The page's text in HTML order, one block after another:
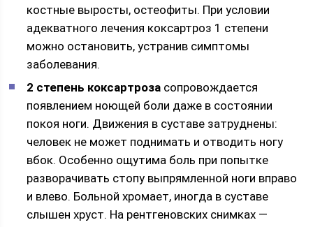
костные выросты, остеофиты. При условии
адекватного лечения коксартроз 1 степени
можно остановить, устранив симптомы
заболевания.
2 степень коксартроза сопровождается
появлением ноющей боли даже в состоянии
покоя ноги. Движения в суставе затруднены:
человек не может поднимать и отводить ногу
вбок. Особенно ощутима боль при попытке
разворачивать стопу выпрямленной ноги вправо
и влево. Больной хромает, иногда в суставе
слышен хруст. На рентгеновских снимках —